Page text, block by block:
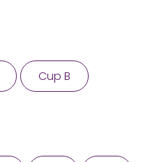
Cup B